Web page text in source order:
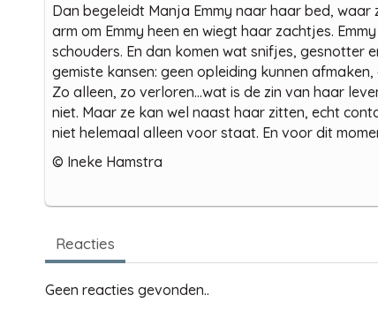
Dan begeleidt Manja Emmy naar haar bed,
arm om Emmy heen en wiegt haar zachtjes.
schouders. En dan komen wat snifjes, gesnotter
gemiste kansen: geen opleiding kunnen
Zo alleen, zo verloren...wat is de zin van haar
niet. Maar ze kan wel naast haar zitten, echt
niet helemaal alleen voor staat. En voor dit
© Ineke Hamstra
Reacties
Geen reacties gevonden..